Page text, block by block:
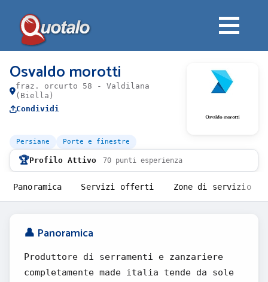
Osvaldo morotti
fraz. orcurto 58 - Valdilana
(Biella)
Condividi
Persiane Porte e finestre
🏆Profilo Attivo 70 punti esperienza
Panoramica Servizi offerti Zone di servizio
👤 Panoramica
Produttore di serramenti e zanzariere
completamente made italia tende da sole